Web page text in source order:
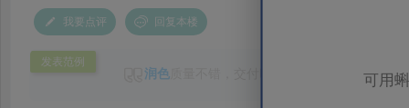
可用
我要点评 回复本楼
发表范例
润色 质量不错，交付时间及时，客服态度很好